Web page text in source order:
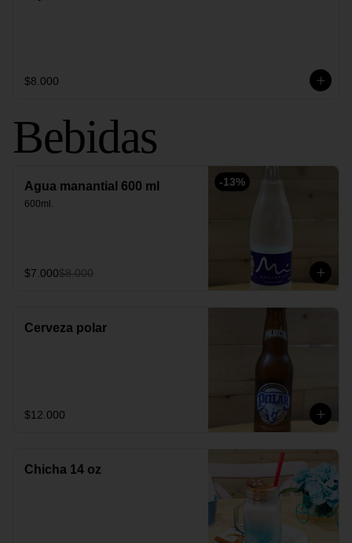
$8.000
Bebidas
-13%
Agua manantial 600 ml
600ml.
$7.000$8.000
Cerveza polar
$12.000
Chicha 14 oz